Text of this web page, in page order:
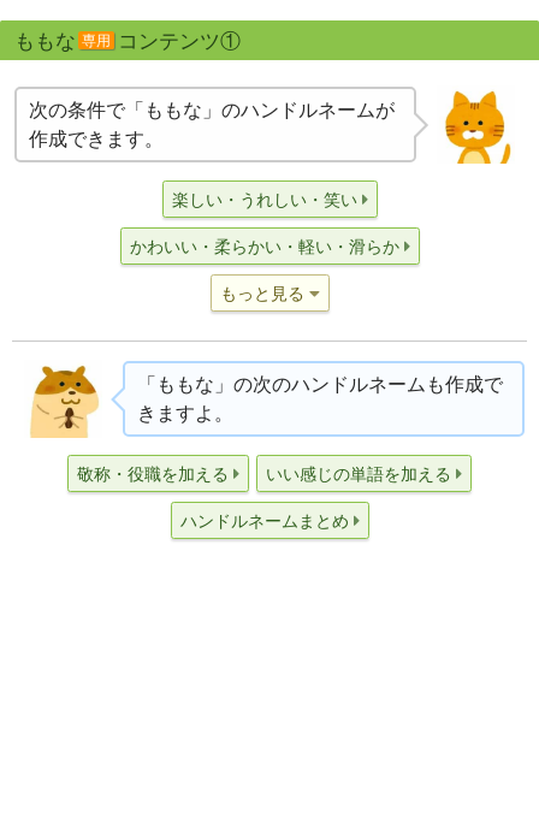
ももな 専用 コンテンツ①
次の条件で「ももな」のハンドルネームが
作成できます。
楽しい・うれしい・笑い
かわいい・柔らかい・軽い・滑らか
もっと見る
「ももな」の次のハンドルネームも作成で
きますよ。
敬称・役職を加える いい感じの単語を加える
ハンドルネームまとめ